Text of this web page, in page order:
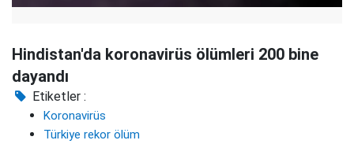
Hindistan'da koronavirüs ölümleri 200 bine
dayandı
Etiketler :
Koronavirüs
Türkiye rekor ölüm